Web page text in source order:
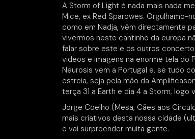
A Storm of Light é nada mais nada
Mice, ex Red Sparowes. Orgulhamo-
como em Nadja, vêm directamente
vivermos neste cantinho da europa
falar sobre este e os outros
videos e imagens na enorme tela do
Neurosis vem a Portugal e, se tudo
estreia, seja pela mão da
terça 31 a Earth e dia 4 a Storm, logo
Jorge Coelho (Mesa, Cães aos
mais criativos desta nossa cidade
e vai surpreender muita gente.